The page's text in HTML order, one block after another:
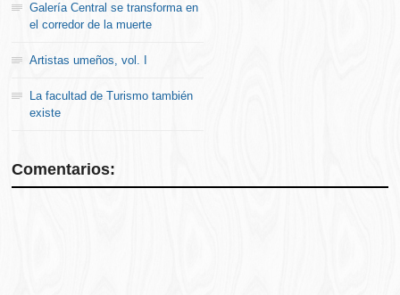
Galería Central se transforma en
el corredor de la muerte
Artistas umeños, vol. I
La facultad de Turismo también
existe
Comentarios: